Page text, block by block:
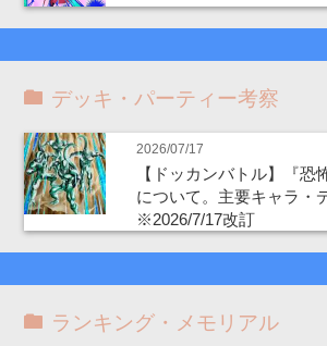
デッキ・パーティー考察
2026/07/17
【ドッカンバトル】『恐
について。主要キャラ・
※2026/7/17改訂
ランキング・メモリアル